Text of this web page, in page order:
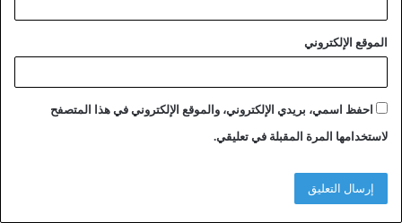
الموقع الإلكتروني
احفظ اسمي، بريدي الإلكتروني، والموقع الإلكتروني في هذا المتصفح
لاستخدامها المرة المقبلة في تعليقي.